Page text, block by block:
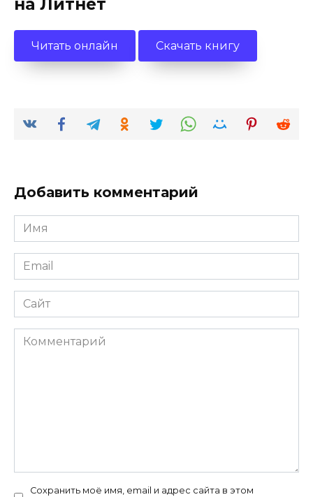
на Литнет
Читать онлайн Скачать книгу
Добавить комментарий
Имя
*
Email
*
Сайт
Комментарий
Сохранить моё имя, email и адрес сайта в этом